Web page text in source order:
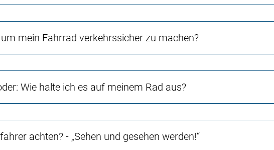
mein Fahrrad verkehrssicher zu machen?
Wie halte ich es auf meinem Rad aus?
achten? - „Sehen und gesehen werden!“